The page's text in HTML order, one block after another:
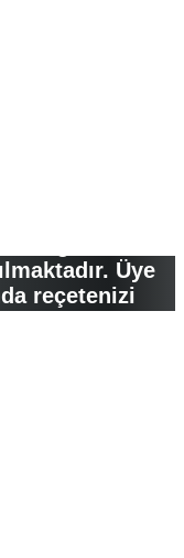
göre
Üye
reçetenizi